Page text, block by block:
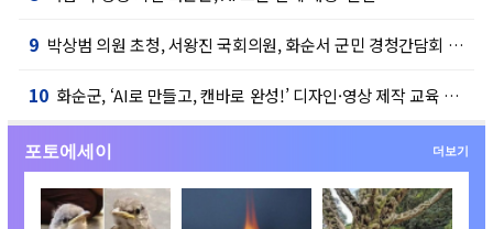
9 박상범 의원 초청, 서왕진 국회의원, 화순서 군민 경청간담회 개최
10 화순군, ‘AI로 만들고, 캔바로 완성!’ 디자인·영상 제작 교육 운영
포토에세이 더보기